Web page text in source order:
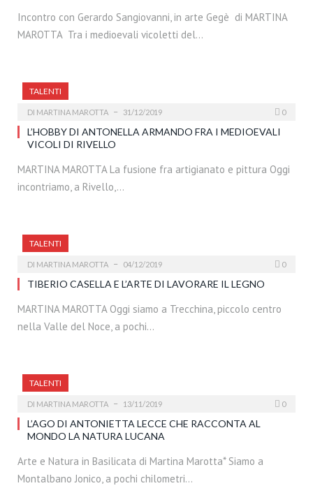
Incontro con Gerardo Sangiovanni, in arte Gegè di MARTINA
MAROTTA Tra i medioevali vicoletti del…
TALENTI
DI MARTINA MAROTTA 31/12/2019 0
L’HOBBY DI ANTONELLA ARMANDO FRA I MEDIOEVALI
VICOLI DI RIVELLO
MARTINA MAROTTA La fusione fra artigianato e pittura Oggi
incontriamo, a Rivello,…
TALENTI
DI MARTINA MAROTTA 04/12/2019 0
TIBERIO CASELLA E L’ARTE DI LAVORARE IL LEGNO
MARTINA MAROTTA Oggi siamo a Trecchina, piccolo centro
nella Valle del Noce, a pochi…
TALENTI
DI MARTINA MAROTTA 13/11/2019 0
L’AGO DI ANTONIETTA LECCE CHE RACCONTA AL
MONDO LA NATURA LUCANA
Arte e Natura in Basilicata di Martina Marotta* Siamo a
Montalbano Jonico, a pochi chilometri…